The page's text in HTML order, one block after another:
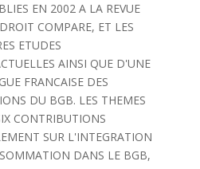
EN 2002 A LA REVUE
COMPARE, ET LES
ETUDES
AINSI QUE D'UNE
FRANCAISE DES
DU BGB. LES THEMES
CONTRIBUTIONS
SUR L'INTEGRATION
DANS LE BGB,